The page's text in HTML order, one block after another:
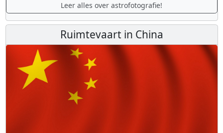
Leer alles over astrofotografie!
Ruimtevaart in China